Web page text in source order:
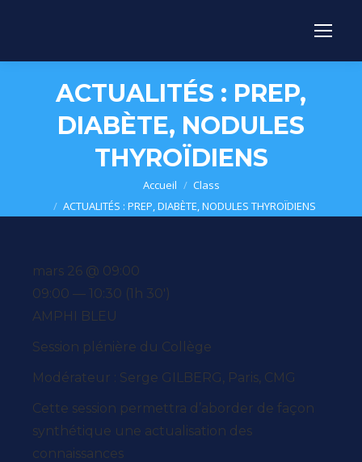
ACTUALITÉS : PREP,
DIABÈTE, NODULES
THYROÏDIENS
Accueil
Class
ACTUALITÉS : PREP, DIABÈTE, NODULES THYROÏDIENS
Modérateur : Serge GILBERG, Paris, CMG
Cette session permettra d’aborder de façon
synthétique une actualisation des
connaissances
mars 26 @ 09:00
09:00 — 10:30 (1h 30′)
AMPHI BLEU
Session plénière du Collège